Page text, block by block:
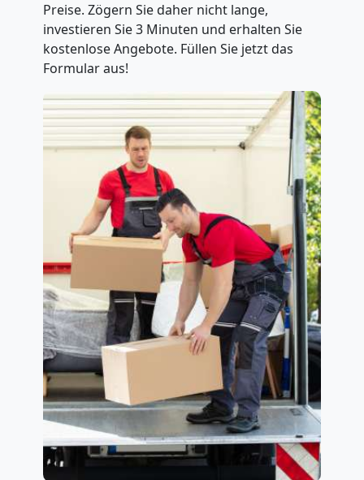
Preise. Zögern Sie daher nicht lange,
investieren Sie 3 Minuten und erhalten Sie
kostenlose Angebote. Füllen Sie jetzt das
Formular aus!